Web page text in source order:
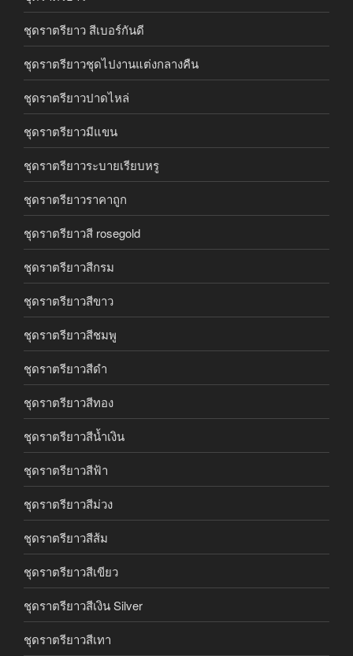
ชุดราตรียาว สีเบอร์กันดี
ชุดราตรียาวชุดไปงานแต่งกลางคืน
ชุดราตรียาวปาดไหล่
ชุดราตรียาวมีแขน
ชุดราตรียาวระบายเรียบหรู
ชุดราตรียาวราคาถูก
ชุดราตรียาวสี rosegold
ชุดราตรียาวสีกรม
ชุดราตรียาวสีขาว
ชุดราตรียาวสีชมพู
ชุดราตรียาวสีดำ
ชุดราตรียาวสีทอง
ชุดราตรียาวสีน้ำเงิน
ชุดราตรียาวสีฟ้า
ชุดราตรียาวสีม่วง
ชุดราตรียาวสีส้ม
ชุดราตรียาวสีเขียว
ชุดราตรียาวสีเงิน Silver
ชุดราตรียาวสีเทา